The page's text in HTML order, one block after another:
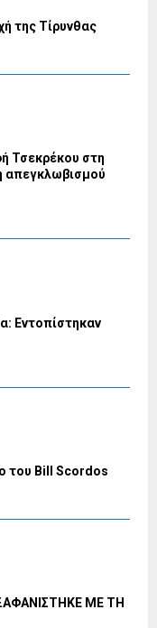
της Τίρυνθας
Τσεκρέκου στη
απεγκλωβισμού
Εντοπίστηκαν
του Bill Scordos
ΜΕ ΤΗ